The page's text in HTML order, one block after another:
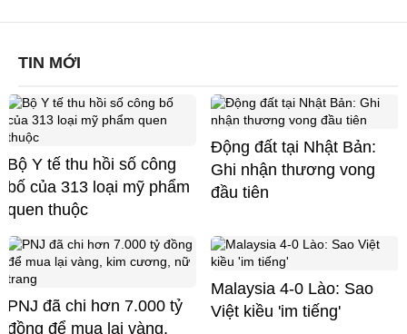
TIN MỚI
Bộ Y tế thu hồi số công
bố của 313 loại mỹ phẩm
quen thuộc
Động đất tại Nhật Bản:
Ghi nhận thương vong
đầu tiên
PNJ đã chi hơn 7.000 tỷ
đồng để mua lại vàng,
Malaysia 4-0 Lào: Sao
Việt kiều 'im tiếng'